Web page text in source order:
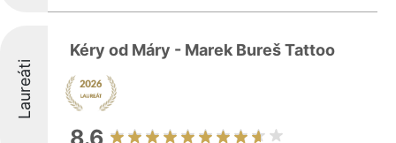
Laureáti
Kéry od Máry - Marek Bureš Tattoo
8.6